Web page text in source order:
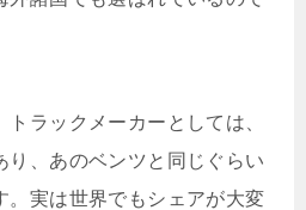
ラックメーカーとしては、
り、あのベンツと同じぐらい
。実は世界でもシェアが大変